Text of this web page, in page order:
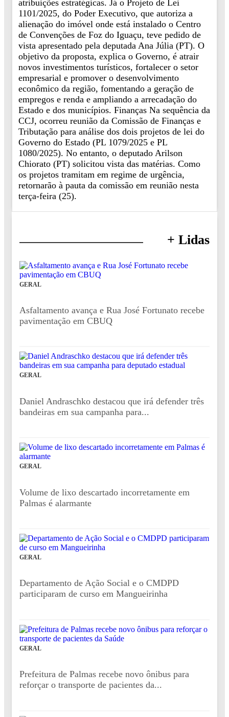
atribuições estratégicas. Já o Projeto de Lei
1101/2025, do Poder Executivo, que autoriza a
alienação do imóvel onde está instalado o Centro
de Convenções de Foz do Iguaçu, teve pedido de
vista apresentado pela deputada Ana Júlia (PT). O
objetivo da proposta, explica o Governo, é atrair
novos investimentos turísticos, fortalecer o setor
empresarial e promover o desenvolvimento
econômico da região, fomentando a geração de
empregos e renda e ampliando a arrecadação do
Estado e dos municípios. Finanças Na sequência da
CCJ, ocorreu reunião da Comissão de Finanças e
Tributação para análise dos dois projetos de lei do
Governo do Estado (PL 1079/2025 e PL
1080/2025). No entanto, o deputado Arilson
Chiorato (PT) solicitou vista das matérias. Como
os projetos tramitam em regime de urgência,
retornarão à pauta da comissão em reunião nesta
terça-feira (25).
+ Lidas
GERAL
Asfaltamento avança e Rua José Fortunato recebe
pavimentação em CBUQ
GERAL
Daniel Andraschko destacou que irá defender três
bandeiras em sua campanha para...
GERAL
Volume de lixo descartado incorretamente em
Palmas é alarmante
GERAL
Departamento de Ação Social e o CMDPD
participaram de curso em Mangueirinha
GERAL
Prefeitura de Palmas recebe novo ônibus para
reforçar o transporte de pacientes da...